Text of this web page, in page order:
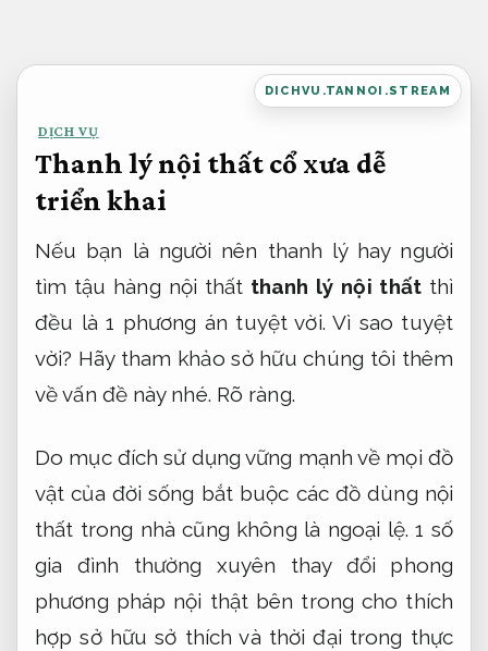
dung
DICHVU.TANNOI.STREAM
DỊCH VỤ
Thanh lý nội thất cổ xưa dễ
triển khai
Nếu bạn là người nên thanh lý hay người
tìm tậu hàng nội thất thanh lý nội thấtthì
đều là 1 phương án tuyệt vời. Vì sao tuyệt
vời? Hãy tham khảo sở hữu chúng tôi thêm
về vấn đề này nhé. Rõ ràng.
Do mục đích sử dụng vững mạnh về mọi đồ
vật của đời sống bắt buộc các đồ dùng nội
thất trong nhà cũng không là ngoại lệ. 1 số
gia đình thường xuyên thay đổi phong
phương pháp nội thật bên trong cho thích
hợp sở hữu sở thích và thời đại trong thực